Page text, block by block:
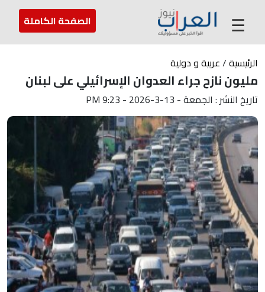
عن العراب ارسل لنا ☰ الصفحة الكاملة
الرئيسية/عربية و دولية
مليون نازح جراء العدوان الإسرائيلي على لبنان
تاريخ النشر : الجمعة - 13-3-2026 - 9:23 PM